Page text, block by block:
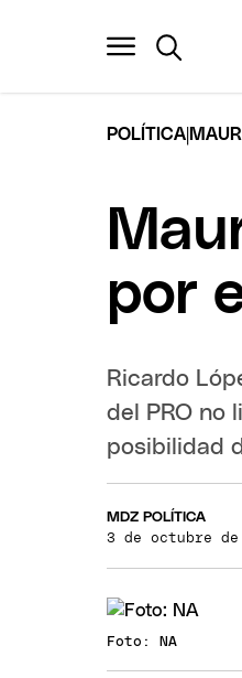
POLÍTICA
por
Ricardo
del PRO no
posibilidad
MDZ POLÍTICA
3 de octubre
Foto: NA